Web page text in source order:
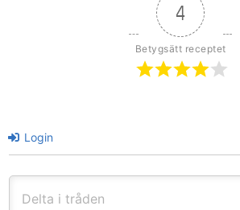
4
Betygsätt receptet
Login